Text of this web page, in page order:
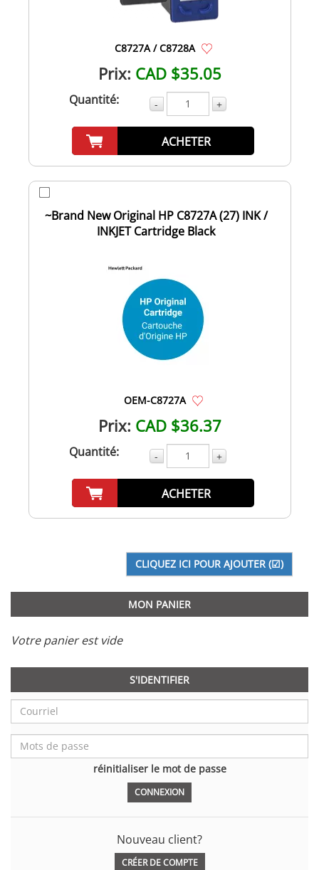
C8727A / C8728A
Prix: CAD $35.05
Quantité: - +
ACHETER
~Brand New Original HP C8727A (27) INK /
INKJET Cartridge Black
OEM-C8727A
Prix: CAD $36.37
Quantité: - +
ACHETER
MON PANIER
Votre panier est vide
S'IDENTIFIER
réinitialiser le mot de passe
Nouveau client?
CRÉER DE COMPTE